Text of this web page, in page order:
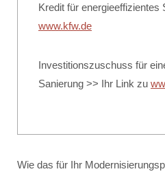
Kredit für energieeffizientes
www.kfw.de
Investitionszuschuss für
Sanierung >> Ihr Link zu
Wie das für Ihr